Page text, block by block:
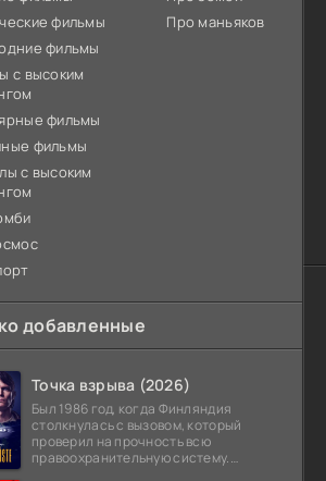
фильмы
фильмы
с высоким
фильмы
фильмы
с высоким
Про маньяков
добавленные
Точка взрыва (2026)
Был 1986 год, когда Финляндия
столкнулась с вызовом, который
проверил на прочность всю
правоохранительную систему.